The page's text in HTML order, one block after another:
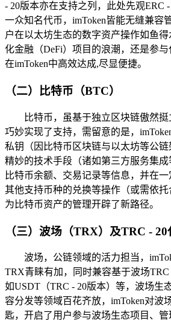
- 20版本亦在支持之列，此处先观ERC
一众知名代币，imToken皆能无缝兼容
户在以太坊生态的数字资产操作如鱼
化金融（DeFi）项目的浪潮，还是参
在imToken中高效达成,尽显便捷。
（二）比特币（BTC）
比特币，虽基于独立区块链傲然挺
巧妙实现了支持，需留意的是，
私钥（因比特币区块链与以太坊等公
精妙的技术手段（诸如第三方服务集
比特币余额、交易记录等信息，并在
其他支持币种的兑换等操作（或需依
为比特币资产的管理开辟了新路径。
（三）波场（TRX）及TRC - 20
波场，公链领域的活力担当，
TRX青睐有加，同时兼容基于波场TRC
如USDT（TRC - 20版本）等，波场生
容分发等领域百花齐放，imToken对波
匙，开启了用户参与波场生态项目、